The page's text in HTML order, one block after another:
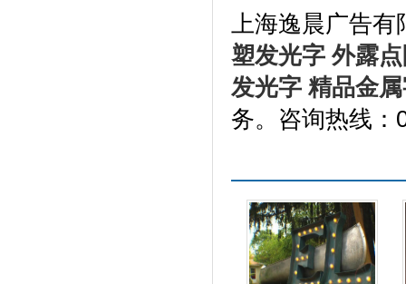
上海逸晨广告有
塑发光字 外露
发光字 精品金
务。咨询热线：